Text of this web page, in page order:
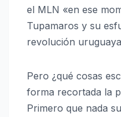
el MLN «en ese
Tupamaros y su
revolución
Pero ¿qué cosas
forma recortada la
Primero que nada